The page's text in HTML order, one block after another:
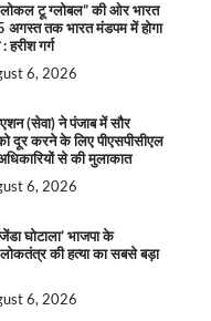
टू ग्लोबल” की ओर भारत
तक भारत मंडपम में होगा
हरीश गर्ग
6, 2026
(सेवा) ने पंजाब में सौर
दूर करने के लिए पीएसपीसीएल
से की मुलाकात
6, 2026
घोटाला’ भाजपा के
लोकतंत्र की हत्या का सबसे बड़ा
6, 2026
13, 2025
सैक्टर 34-सी, चण्डीगढ़ में
6, 2025
मंच पर भारत को कमजोर करने
6, 2025